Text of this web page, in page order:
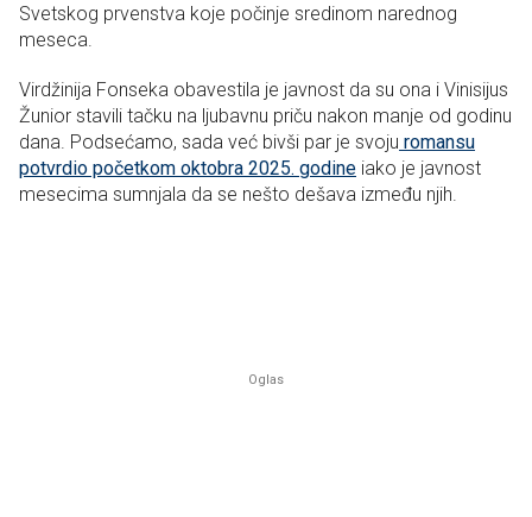
Svetskog prvenstva koje počinje sredinom narednog
meseca.
Virdžinija Fonseka obavestila je javnost da su ona i Vinisijus
Žunior stavili tačku na ljubavnu priču nakon manje od godinu
dana. Podsećamo, sada već bivši par je svoju romansu
potvrdio početkom oktobra 2025. godine iako je javnost
mesecima sumnjala da se nešto dešava između njih.